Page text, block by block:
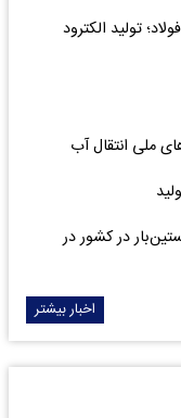
تولید الکترود
ملی انتقال آب
برای نخستین‌بار در کشور در
اخبار بیشتر